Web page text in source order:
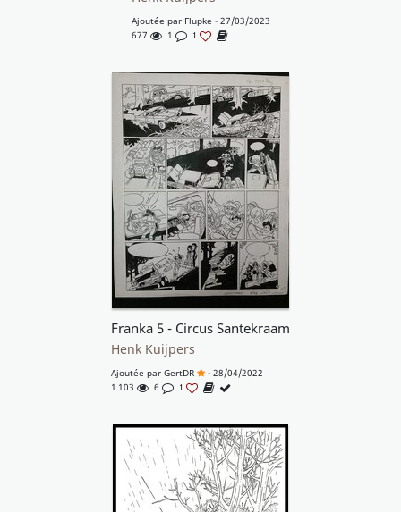
Ajoutée par Flupke - 27/03/2023
677
1 1
Franka 5 - Circus Santekraam
Henk Kuijpers
Ajoutée par GertDR
- 28/04/2022
1 103
6 1